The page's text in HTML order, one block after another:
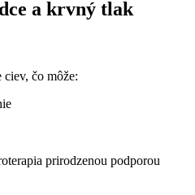
a krvný tlak
ciev, čo môže:
prirodzenou podporou